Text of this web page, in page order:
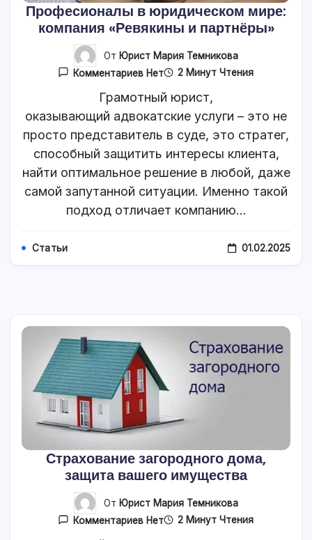
Професионалы в юридическом мире:
компания «Ревякины и партнёры»
От Юрист Мария Темникова
КомментариевК
Професионалы
В
Юридическом
Компания
«Ревякины
И
Партнёры»
Нет 2 Минут Чтения
Грамотный юрист,
оказывающий адвокатские услуги – это не
просто представитель в суде, это стратег,
способный защитить интересы клиента,
найти оптимальное решение в любой, даже
самой запутанной ситуации. Именно такой
подход отличает компанию…
Статьи 01.02.2025
Страхование загородного дома,
защита вашего имущества
От Юрист Мария Темникова
КомментариевК
Нет 2 Минут Чтения